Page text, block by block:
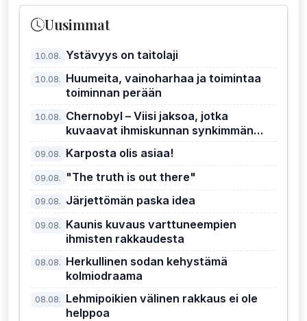
Uusimmat
10.08. Ystävyys on taitolaji
10.08. Huumeita, vainoharhaa ja toimintaa
toiminnan perään
10.08. Chernobyl – Viisi jaksoa, jotka
kuvaavat ihmiskunnan synkimmän
sekunnin ja valheen hirvittävän
hinnan
09.08. Karposta olis asiaa!
09.08. "The truth is out there"
09.08. Järjettömän paska idea
09.08. Kaunis kuvaus varttuneempien
ihmisten rakkaudesta
08.08. Herkullinen sodan kehystämä
kolmiodraama
08.08. Lehmipoikien välinen rakkaus ei ole
helppoa